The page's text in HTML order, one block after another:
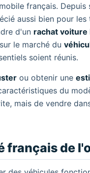
français. Depuis
aussi bien pour
d'un rachat voiture
le marché du
soient réunis.
ou obtenir une
du
mais de vendre
français de